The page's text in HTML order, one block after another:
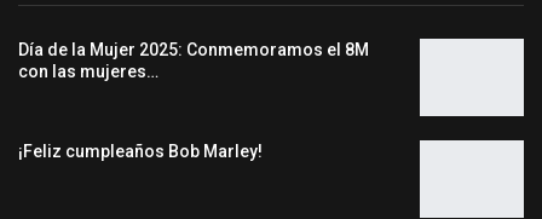
Día de la Mujer 2025: Conmemoramos el 8M
con las mujeres…
¡Feliz cumpleaños Bob Marley!